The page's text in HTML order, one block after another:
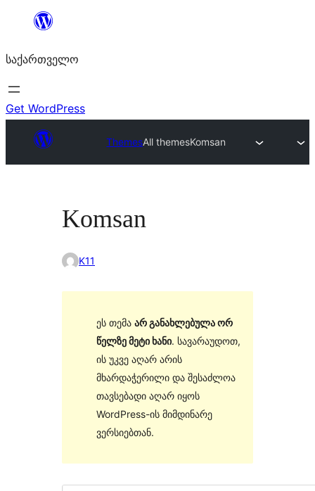
შიგთავსზე
საქართველო
Get WordPress
ThemesAll themesKomsan
Komsan
K11
ეს თემა არ განახლებულა ორ
წელზე მეტი ხანი. სავარაუდოთ,
ის უკვე აღარ არის
მხარდაჭერილი და შესაძლოა
თავსებადი აღარ იყოს
WordPress-ის მიმდინარე
ვერსიებთან.